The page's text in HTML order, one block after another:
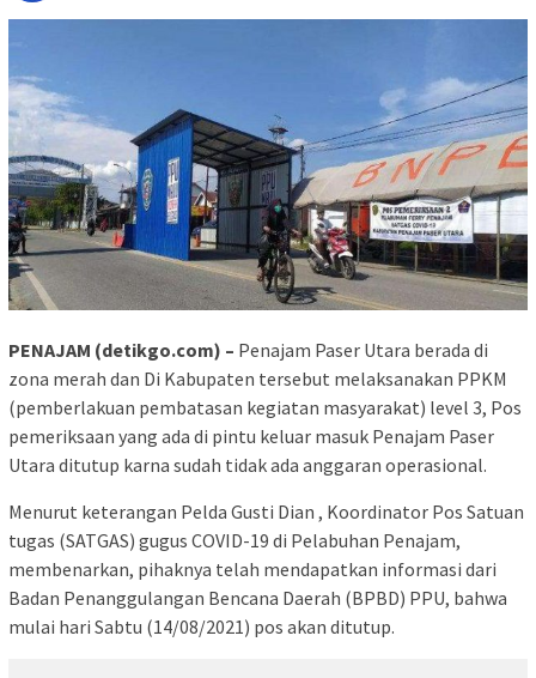
PENAJAM (detikgo.com) – Penajam Paser Utara berada di
zona merah dan Di Kabupaten tersebut melaksanakan PPKM
(pemberlakuan pembatasan kegiatan masyarakat) level 3, Pos
pemeriksaan yang ada di pintu keluar masuk Penajam Paser
Utara ditutup karna sudah tidak ada anggaran operasional.
Menurut keterangan Pelda Gusti Dian , Koordinator Pos Satuan
tugas (SATGAS) gugus COVID-19 di Pelabuhan Penajam,
membenarkan, pihaknya telah mendapatkan informasi dari
Badan Penanggulangan Bencana Daerah (BPBD) PPU, bahwa
mulai hari Sabtu (14/08/2021) pos akan ditutup.